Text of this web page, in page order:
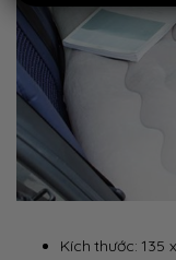
Kích thước: 135